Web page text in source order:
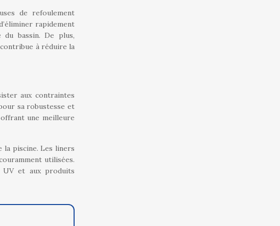
de refoulement
rapidement
du bassin. De plus,
à réduire la
aux contraintes
sa robustesse et
une meilleure
la piscine. Les liners
utilisées.
UV et aux produits